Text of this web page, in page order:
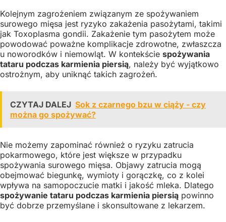
Kolejnym zagrożeniem związanym ze spożywaniem
surowego mięsa jest ryzyko zakażenia pasożytami, takimi
jak Toxoplasma gondii. Zakażenie tym pasożytem może
powodować poważne komplikacje zdrowotne, zwłaszcza
u noworodków i niemowląt. W kontekście spożywania
tataru podczas karmienia piersią, należy być wyjątkowo
ostrożnym, aby uniknąć takich zagrożeń.
CZYTAJ DALEJ Sok z czarnego bzu w ciąży - czy
można go spożywać?
Nie możemy zapominać również o ryzyku zatrucia
pokarmowego, które jest większe w przypadku
spożywania surowego mięsa. Objawy zatrucia mogą
obejmować biegunkę, wymioty i gorączkę, co z kolei
wpływa na samopoczucie matki i jakość mleka. Dlatego
spożywanie tataru podczas karmienia piersią powinno
być dobrze przemyślane i skonsultowane z lekarzem.